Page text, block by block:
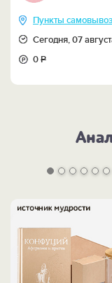
Пункты
Сегодня, 07
0Р